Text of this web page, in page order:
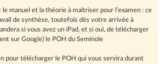
le manuel et la théorie à maîtriser pour l’examen : ce
de synthèse, toutefois dès votre arrivée à
si vous avez un iPad, et si oui, de télécharger
sur Google) le POH du Seminole
pour télécharger le POH qui vous servira durant